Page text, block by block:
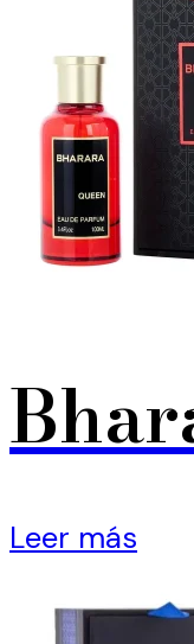
Leer más